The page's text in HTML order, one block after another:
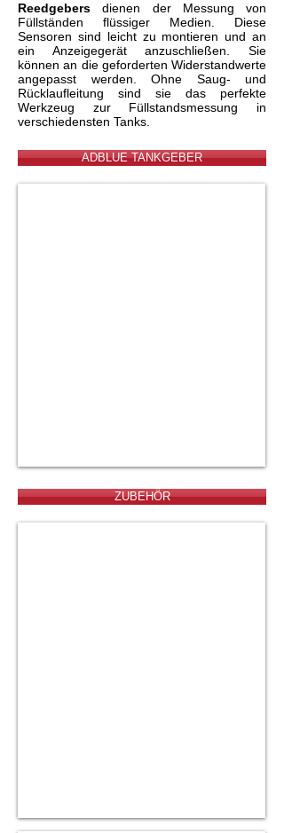
Reedgebers dienen der Messung von
Füllständen flüssiger Medien. Diese
Sensoren sind leicht zu montieren und an
ein Anzeigegerät anzuschließen. Sie
können an die geforderten Widerstandwerte
angepasst werden. Ohne Saug- und
Rücklaufleitung sind sie das perfekte
Werkzeug zur Füllstandsmessung in
verschiedensten Tanks.
ADBLUE TANKGEBER
ZUBEHӦR